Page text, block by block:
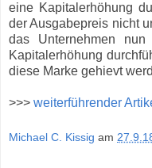
eine Kapitalerhöhung
der Ausgabepreis nicht
das Unternehmen
Kapitalerhöhung
diese Marke gehievt
>>> weiterführender
Michael C. Kissig am